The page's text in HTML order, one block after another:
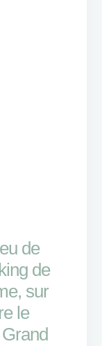
de
de
sur
le